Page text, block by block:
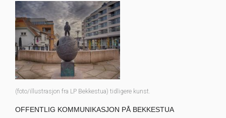
(foto/illustrasjon fra LP Bekkestua) tidligere kunst.
OFFENTLIG KOMMUNIKASJON PÅ BEKKESTUA